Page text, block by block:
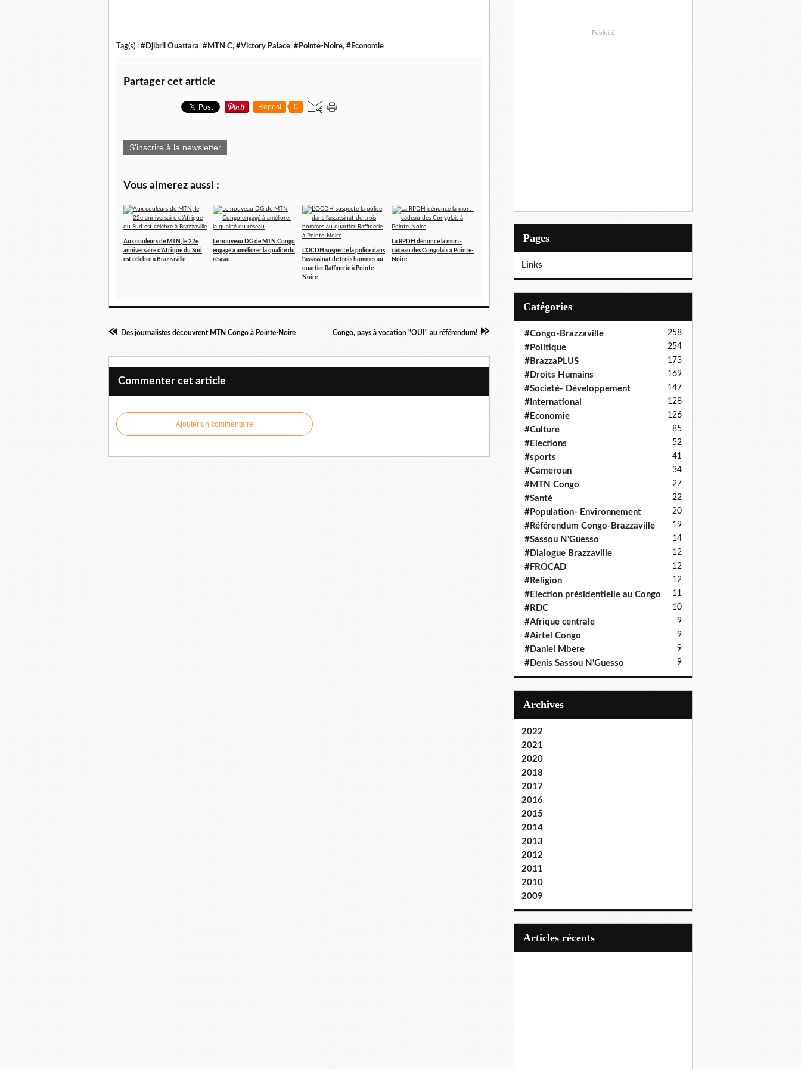
Tag(s) : #Djibril Ouattara, #MTN C, #Victory Palace, #Pointe-Noire, #Economie
Partager cet article
Repost 0
S'inscrire à la newsletter
Vous aimerez aussi :
Aux couleurs de MTN, le 22e
anniversaire d'Afrique du Sud
est célébré à Brazzaville
Le nouveau DG de MTN Congo
engagé à améliorer la qualité du
réseau
L'OCDH suspecte la police dans
l'assassinat de trois hommes au
quartier Raffinerie à Pointe-
Noire
La RPDH dénonce la mort-
cadeau des Congolais à Pointe-
Noire
Des journalistes découvrent MTN Congo à Pointe-Noire Congo, pays à vocation "OUI" au référendum!
Commenter cet article
Ajouter un commentaire
Publicité
Pages
Links
Catégories
#Congo-Brazzaville 258
#Politique 254
#BrazzaPLUS 173
#Droits Humains 169
#Societé- Développement 147
#International 128
#Economie 126
#Culture 85
#Elections 52
#sports 41
#Cameroun 34
#MTN Congo 27
#Santé 22
#Population- Environnement 20
#Référendum Congo-Brazzaville 19
#Sassou N'Guesso 14
#Dialogue Brazzaville 12
#FROCAD 12
#Religion 12
#Election présidentielle au Congo 11
#RDC 10
#Afrique centrale 9
#Airtel Congo 9
#Daniel Mbere 9
#Denis Sassou N'Guesso 9
Archives
2022
2021
2020
2018
2017
2016
2015
2014
2013
2012
2011
2010
2009
articles récents